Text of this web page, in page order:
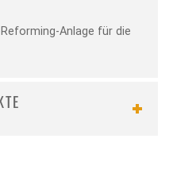
Anlage für die